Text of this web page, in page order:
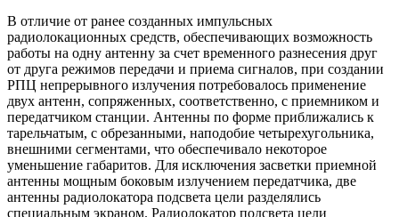
В отличие от ранее созданных импульсных
радиолокационных средств, обеспечивающих возможность
работы на одну антенну за счет временного разнесения друг
от друга режимов передачи и приема сигналов, при создании
РПЦ непрерывного излучения потребовалось применение
двух антенн, сопряженных, соответственно, с приемником и
передатчиком станции. Антенны по форме приближались к
тарельчатым, с обрезанными, наподобие четырехугольника,
внешними сегментами, что обеспечивало некоторое
уменьшение габаритов. Для исключения засветки приемной
антенны мощным боковым излучением передатчика, две
антенны радиолокатора подсвета цели разделялись
специальным экраном. Радиолокатор подсвета цели